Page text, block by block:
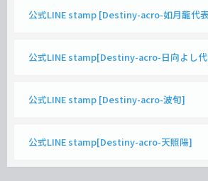
公式LINE stamp [Destiny-acro-如月龍代
公式LINE stamp[Destiny-acro-日向よし
公式LINE stamp [Destiny-acro-波旬]
公式LINE stamp[Destiny-acro-天照陽]